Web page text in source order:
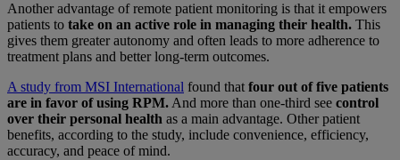
Another advantage of remote patient monitoring is that it empowers
patients to take on an active role in managing their health. This
gives them greater autonomy and often leads to more adherence to
treatment plans and better long-term outcomes.
A study from MSI International found that four out of five patients
are in favor of using RPM. And more than one-third see control
over their personal health as a main advantage. Other patient
benefits, according to the study, include convenience, efficiency,
accuracy, and peace of mind.